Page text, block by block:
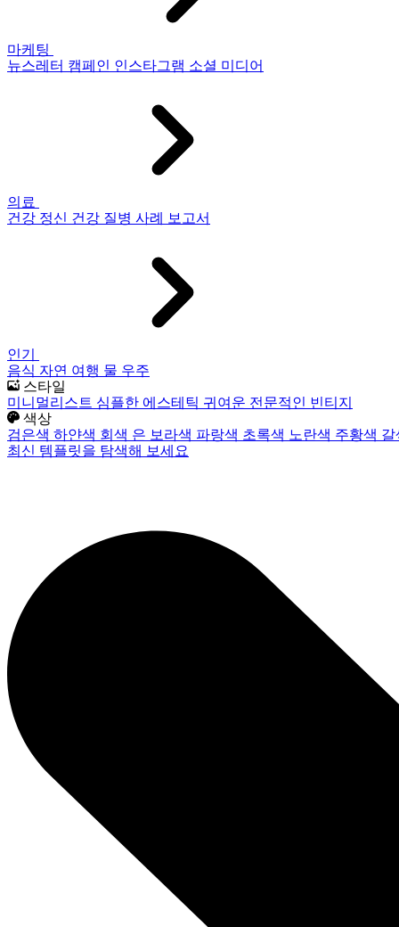
마케팅
뉴스레터 캠페인 인스타그램 소셜 미디어
의료
건강 정신 건강 질병 사례 보고서
인기
음식 자연 여행 물 우주
스타일
미니멀리스트 심플한 에스테틱 귀여운 전문적인 빈티지
색상
검은색 하얀색 회색 은 보라색 파랑색 초록색 노란색 주황색
최신 템플릿을 탐색해 보세요